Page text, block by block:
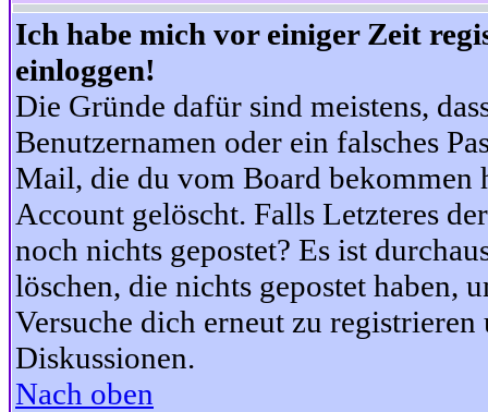
Ich habe mich vor einiger Zeit
einloggen!
Die Gründe dafür sind meistens,
Benutzernamen oder ein falsches
Mail, die du vom Board bekommen
Account gelöscht. Falls Letzteres
noch nichts gepostet? Es ist
löschen, die nichts gepostet haben,
Versuche dich erneut zu
Diskussionen.
Nach oben